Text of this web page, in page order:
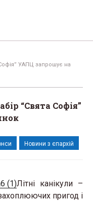
УАПЦ запрошує на
“Свята Софія”
Новини з єпархій
Літні канікули –
пригод і